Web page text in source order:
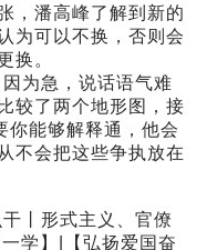
，潘高峰了解到新的
为可以不换，否则会
换。
为急，说话语气难
较了两个地形图，接
你能够解释通，他会
不会把这些争执放在
丨形式主义、官僚
一学】|【弘扬爱国奋